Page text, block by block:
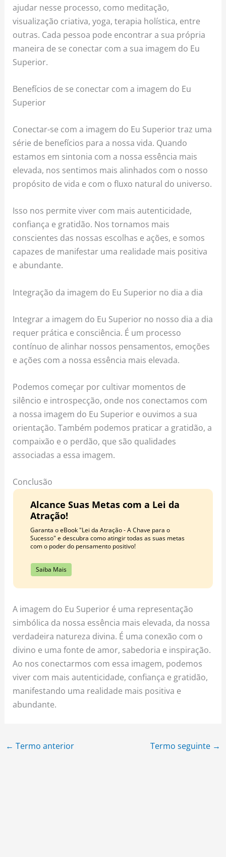
ajudar nesse processo, como meditação,
visualização criativa, yoga, terapia holística, entre
outras. Cada pessoa pode encontrar a sua própria
maneira de se conectar com a sua imagem do Eu
Superior.
Benefícios de se conectar com a imagem do Eu
Superior
Conectar-se com a imagem do Eu Superior traz uma
série de benefícios para a nossa vida. Quando
estamos em sintonia com a nossa essência mais
elevada, nos sentimos mais alinhados com o nosso
propósito de vida e com o fluxo natural do universo.
Isso nos permite viver com mais autenticidade,
confiança e gratidão. Nos tornamos mais
conscientes das nossas escolhas e ações, e somos
capazes de manifestar uma realidade mais positiva
e abundante.
Integração da imagem do Eu Superior no dia a dia
Integrar a imagem do Eu Superior no nosso dia a dia
requer prática e consciência. É um processo
contínuo de alinhar nossos pensamentos, emoções
e ações com a nossa essência mais elevada.
Podemos começar por cultivar momentos de
silêncio e introspecção, onde nos conectamos com
a nossa imagem do Eu Superior e ouvimos a sua
orientação. Também podemos praticar a gratidão, a
compaixão e o perdão, que são qualidades
associadas a essa imagem.
Conclusão
Alcance Suas Metas com a Lei da
Atração!
Garanta o eBook "Lei da Atração - A Chave para o
Sucesso" e descubra como atingir todas as suas metas
com o poder do pensamento positivo!
Saiba Mais
A imagem do Eu Superior é uma representação
simbólica da nossa essência mais elevada, da nossa
verdadeira natureza divina. É uma conexão com o
divino e uma fonte de amor, sabedoria e inspiração.
Ao nos conectarmos com essa imagem, podemos
viver com mais autenticidade, confiança e gratidão,
manifestando uma realidade mais positiva e
abundante.
← Termo anterior Termo seguinte →